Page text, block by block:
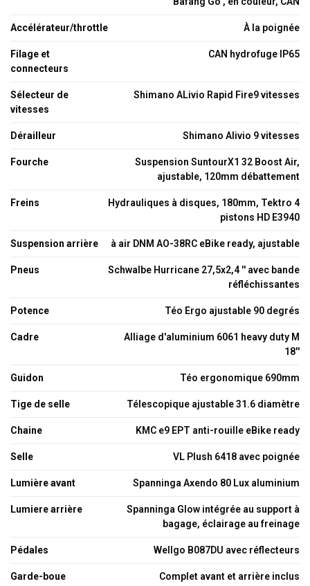
Accélérateur/throttle À la poignée
Filage et
connecteurs
CAN hydrofuge IP65
Sélecteur de
vitesses
Shimano ALivio Rapid Fire9 vitesses
Dérailleur Shimano Alivio 9 vitesses
Fourche
Suspension SuntourX1 32 Boost Air,
ajustable, 120mm débattement
Freins
Hydrauliques à disques, 180mm, Tektro 4
pistons HD E3940
Suspension arrière à air DNM AO-38RC eBike ready, ajustable
Pneus
Schwalbe Hurricane 27,5x2,4 '' avec bande
réfléchissantes
Potence Téo Ergo ajustable 90 degrés
Cadre
Alliage d'aluminium 6061 heavy duty M
18''
Guidon Téo ergonomique 690mm
Tige de selle Télescopique ajustable 31.6 diamètre
Chaine KMC e9 EPT anti-rouille eBike ready
Selle VL Plush 6418 avec poignée
Lumière avant Spanninga Axendo 80 Lux aluminium
Lumiere arrière
Spanninga Glow intégrée au support à
bagage, éclairage au freinage
Pédales Wellgo B087DU avec réflecteurs
Garde-boue Complet avant et arrière inclus